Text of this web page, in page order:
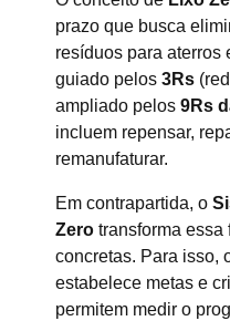
prazo que busca
resíduos para aterros
guiado pelos 3Rs
ampliado pelos 9Rs
incluem repensar,
remanufaturar.
Em contrapartida, o
Zero transforma essa
concretas. Para isso,
estabelece metas e
permitem medir o